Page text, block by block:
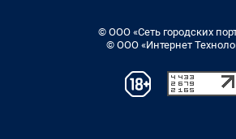
© ООО «Сеть городских
© ООО «Интернет